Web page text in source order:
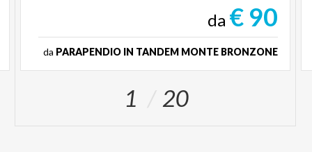
da € 90
da PARAPENDIO IN TANDEM MONTE BRONZONE
1 20